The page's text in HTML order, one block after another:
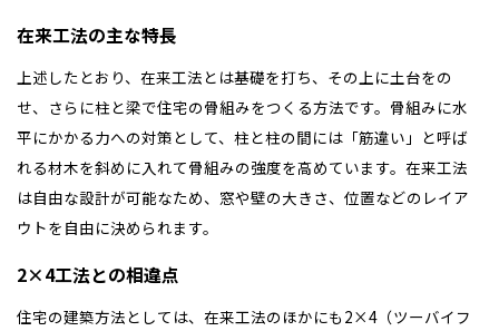
在来工法の主な特長
上述したとおり、在来工法とは基礎を打ち、その上に土台をの
せ、さらに柱と梁で住宅の骨組みをつくる方法です。骨組みに水
平にかかる力への対策として、柱と柱の間には「筋違い」と呼ば
れる材木を斜めに入れて骨組みの強度を高めています。在来工法
は自由な設計が可能なため、窓や壁の大きさ、位置などのレイア
ウトを自由に決められます。
2×4工法との相違点
住宅の建築方法としては、在来工法のほかにも2×4（ツーバイフ